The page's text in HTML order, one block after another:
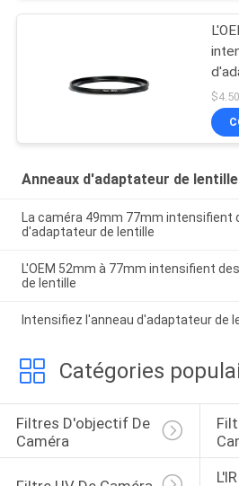
Anneaux d'adaptateur de lentille
La caméra 49mm 77mm intensifient
d'adaptateur de lentille
L'OEM 52mm à 77mm intensifient
de lentille
Intensifiez l'anneau d'adaptateur de
Catégories
Filtres D'objectif De
Caméra